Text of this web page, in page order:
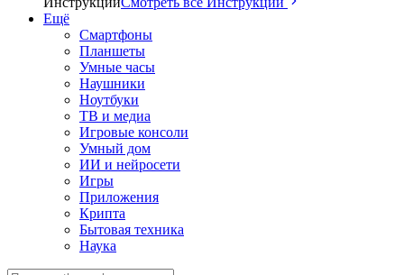
Ещё
Смартфоны
Планшеты
Умные часы
Наушники
Ноутбуки
ТВ и медиа
Игровые консоли
Умный дом
ИИ и нейросети
Игры
Приложения
Крипта
Бытовая техника
Наука